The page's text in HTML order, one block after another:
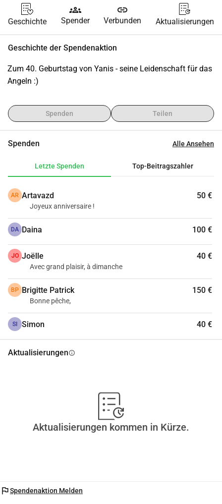
Geschichte
groups
Spender
link
Verbunden Aktualisierungen
Geschichte der Spendenaktion
Zum 40. Geburtstag von Yanis - seine Leidenschaft für das
Angeln :)
Spenden Teilen
Spenden Alle Ansehen
Letzte Spenden Top-Beitragszahler
AR Artavazd 50 €
Joyeux anniversaire !
DA Daina 100 €
JO Joëlle 40 €
Avec grand plaisir, à dimanche
BP Brigitte Patrick 150 €
Bonne pêche,
SI Simon 40 €
Aktualisierungeninfo
Aktualisierungen kommen in Kürze.
flagSpendenaktion Melden